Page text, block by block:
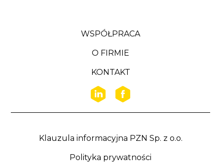
WSPÓŁPRACA
O FIRMIE
KONTAKT
Klauzula informacyjna PZN Sp. z o.o.
Polityka prywatności